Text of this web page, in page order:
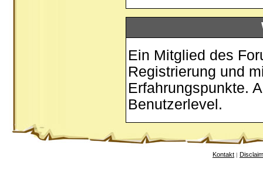
Ein Mitglied des
Registrierung und
Erfahrungspunkte.
Benutzerlevel.
Kontakt |